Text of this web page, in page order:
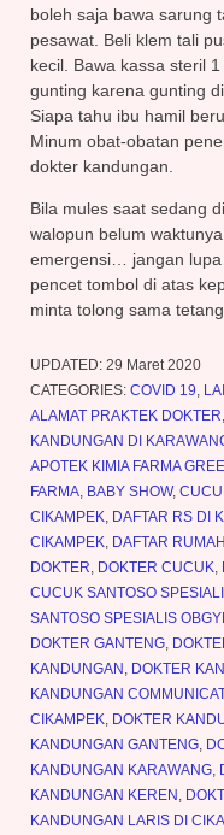
boleh saja bawa sarung
pesawat. Beli klem tali
kecil. Bawa kassa steril
gunting karena gunting
Siapa tahu ibu hamil
Minum obat-obatan
dokter kandungan.
Bila mules saat sedang
walopun belum
emergensi… jangan lupa
pencet tombol di atas
minta tolong sama
UPDATED: 29 Maret 2020
CATEGORIES: COVID 19
ALAMAT PRAKTEK DOKTER
KANDUNGAN DI
APOTEK KIMIA FARMA
FARMA BABY SHOW,
CIKAMPEK DAFTAR RS DI
CIKAMPEK DAFTAR
DOKTER DOKTER CUCUK
CUCUK SANTOSO
SANTOSO SPESIALIS
DOKTER GANTENG
KANDUNGAN DOKTER
KANDUNGAN
CIKAMPEK DOKTER
KANDUNGAN GANTENG
KANDUNGAN KARAWANG
KANDUNGAN KEREN
KANDUNGAN LARIS DI